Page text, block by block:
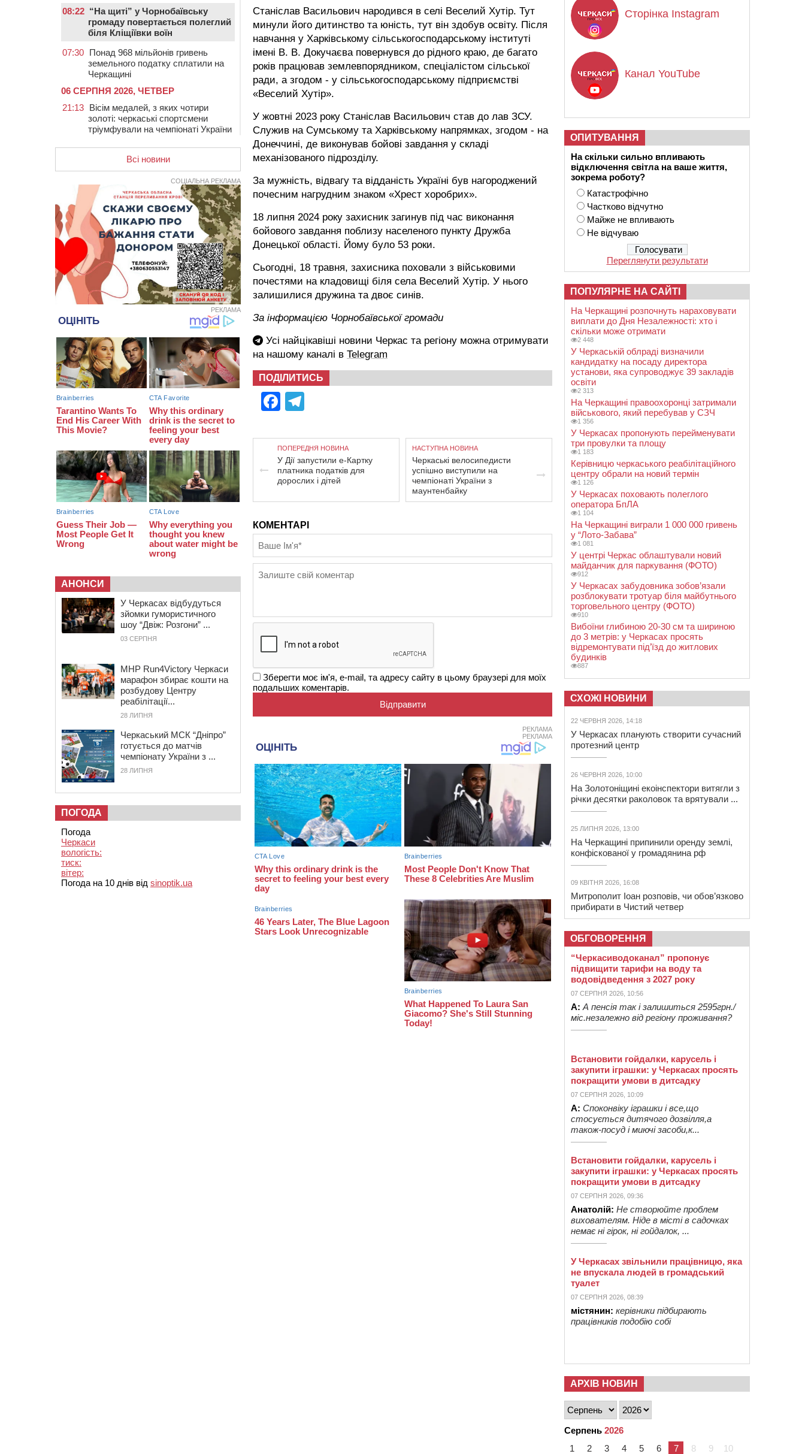
Станіслав Васильович народився в селі Веселий Хутір. Тут
минули його дитинство та юність, тут він здобув освіту. Після
навчання у Харківському сільськогосподарському інституті
імені В. В. Докучаєва повернувся до рідного краю, де багато
років працював землевпорядником, спеціалістом сільської
ради, а згодом - у сільськогосподарському підприємстві
«Веселий Хутір».
У жовтні 2023 року Станіслав Васильович став до лав ЗСУ.
Служив на Сумському та Харківському напрямках, згодом - на
Донеччині, де виконував бойові завдання у складі
механізованого підрозділу.
За мужність, відвагу та відданість Україні був нагороджений
почесним нагрудним знаком «Хрест хоробрих».
18 липня 2024 року захисник загинув під час виконання
бойового завдання поблизу населеного пункту Дружба
Донецької області. Йому було 53 роки.
Сьогодні, 18 травня, захисника поховали з військовими
почестями на кладовищі біля села Веселий Хутір. У нього
залишилися дружина та двоє синів.
За інформацією Чорнобаївської громади
Усі найцікавіші новини Черкас та регіону можна отримувати
на нашому каналі в Telegram
ПОДІЛИТИСЬ
Facebook
ПОПЕРЕДНЯ НОВИНА
У Дії запустили е-Картку
платника податків для
дорослих і дітей
НАСТУПНА НОВИНА
Черкаські велосипедисти
успішно виступили на
чемпіонаті України з
маунтенбайку
КОМЕНТАРІ
Зберегти моє ім'я, e-mail, та адресу сайту в цьому браузері для моїх
подальших коментарів.
РЕКЛАМА
РЕКЛАМА
08:22 “На щиті” у Чорнобаївську
громаду повертається полеглий
біля Кліщіївки воїн
07:30 Понад 968 мільйонів гривень
земельного податку сплатили на
Черкащині
06 СЕРПНЯ 2026, ЧЕТВЕР
21:13 Вісім медалей, з яких чотири
золоті: черкаські спортсмени
тріумфували на чемпіонаті України
20:31 На Черкащині спека
протримається ще день
20:00 Педагогів Черкас запрошують на
зустріч із переможцем Global
Teacher Prize Ukraine 2023
19:24
У Черкасах водійка протаранила
Duster, коли здавала назад
18:50
На Черкащині з початку року
зросла кількість постраждалих від
укусів тварин
18:15
Черкаська тренувальна квартира
стала прикладом для громад з
усієї України
17:40 ЧНУ увійшов до 50
найпопулярніших вишів України
серед вступників
17:07 На Хімселищі у Черкасах
облаштували новий контейнерний
майданчик
Всі новини
СОЦІАЛЬНА РЕКЛАМА
РЕКЛАМА
АНОНСИ
У Черкасах відбудуться
зйомки гумористичного
шоу “Двіж: Розгони” ...
03 СЕРПНЯ
MHP Run4Victory Черкаси
марафон збирає кошти на
розбудову Центру
реабілітації...
28 ЛИПНЯ
Черкаський МСК “Дніпро”
готується до матчів
чемпіонату України з ...
28 ЛИПНЯ
ПОГОДА
Погода
Черкаси
вологість:
тиск:
вітер:
Погода на 10 днів від sinoptik.ua
Сторінка Instagram
Канал YouTube
ОПИТУВАННЯ
На скільки сильно впливають
відключення світла на ваше життя,
зокрема роботу?
Катастрофічно
Частково відчутно
Майже не впливають
Не відчуваю
Переглянути результати
ПОПУЛЯРНЕ НА САЙТІ
На Черкащині розпочнуть нараховувати
виплати до Дня Незалежності: хто і
скільки може отримати
2 448
У Черкаській облраді визначили
кандидатку на посаду директора
установи, яка супроводжує 39 закладів
освіти
2 313
На Черкащині правоохоронці затримали
військового, який перебував у СЗЧ
1 356
У Черкасах пропонують перейменувати
три провулки та площу
1 183
Керівницю черкаського реабілітаційного
центру обрали на новий термін
1 126
У Черкасах поховають полеглого
оператора БпЛА
1 104
На Черкащині виграли 1 000 000 гривень
у “Лото-Забава”
1 081
У центрі Черкас облаштували новий
майданчик для паркування (ФОТО)
912
У Черкасах забудовника зобов’язали
розблокувати тротуар біля майбутнього
торговельного центру (ФОТО)
910
Вибоїни глибиною 20-30 см та шириною
до 3 метрів: у Черкасах просять
відремонтувати під’їзд до житлових
будинків
887
СХОЖІ НОВИНИ
22 ЧЕРВНЯ 2026, 14:18
У Черкасах планують створити сучасний
протезний центр
26 ЧЕРВНЯ 2026, 10:00
На Золотоніщині екоінспектори витягли з
річки десятки раколовок та врятували ...
25 ЛИПНЯ 2026, 13:00
На Черкащині припинили оренду землі,
конфіскованої у громадянина рф
09 КВІТНЯ 2026, 16:08
Митрополит Іоан розповів, чи обов’язково
прибирати в Чистий четвер
ОБГОВОРЕННЯ
“Черкасиводоканал” пропонує
підвищити тарифи на воду та
водовідведення з 2027 року
07 СЕРПНЯ 2026, 10:56
А: А пенсія так і залишиться 2595грн./
міс.незалежно від регіону проживання?
Встановити гойдалки, карусель і
закупити іграшки: у Черкасах просять
покращити умови в дитсадку
07 СЕРПНЯ 2026, 10:09
А: Споконвіку іграшки і все,що
стосується дитячого дозвілля,а
також-посуд і миючі засоби,к...
Встановити гойдалки, карусель і
закупити іграшки: у Черкасах просять
покращити умови в дитсадку
07 СЕРПНЯ 2026, 09:36
Анатолій: Не створюйте проблем
вихователям. Ніде в місті в садочках
немає ні гірок, ні гойдалок, ...
У Черкасах звільнили працівницю, яка
не впускала людей в громадський
туалет
07 СЕРПНЯ 2026, 08:39
містянин: керівники підбирають
працівників подобію собі
АРХІВ НОВИН
Серпень 2026
1
2 3 4 5 6 7 8 9 10